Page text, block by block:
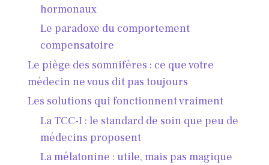
hormonaux
Le paradoxe du comportement
compensatoire
Le piège des somnifères : ce que votre
médecin ne vous dit pas toujours
Les solutions qui fonctionnent vraiment
La TCC-I : le standard de soin que peu de
médecins proposent
La mélatonine : utile, mais pas magique